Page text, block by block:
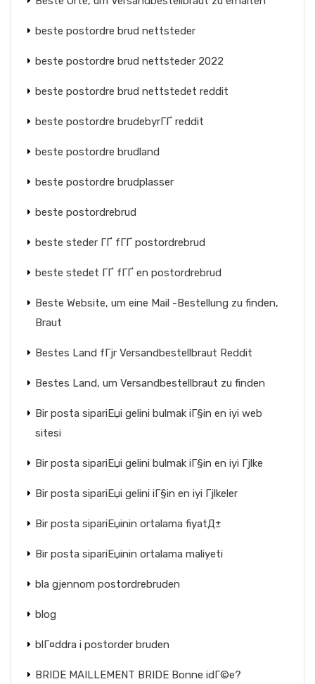
beste postordre brud nettsteder
beste postordre brud nettsteder 2022
beste postordre brud nettstedet reddit
beste postordre brudebyrГҐ reddit
beste postordre brudland
beste postordre brudplasser
beste postordrebrud
beste steder ГҐ fГҐ postordrebrud
beste stedet ГҐ fГҐ en postordrebrud
Beste Website, um eine Mail -Bestellung zu finden,
Braut
Bestes Land fГјr Versandbestellbraut Reddit
Bestes Land, um Versandbestellbraut zu finden
Bir posta sipariЕџi gelini bulmak iГ§in en iyi web
sitesi
Bir posta sipariЕџi gelini bulmak iГ§in en iyi Гјlke
Bir posta sipariЕџi gelini iГ§in en iyi Гјlkeler
Bir posta sipariЕџinin ortalama fiyatД±
Bir posta sipariЕџinin ortalama maliyeti
bla gjennom postordrebruden
blog
blГ¤ddra i postorder bruden
BRIDE MAILLEMENT BRIDE Bonne idГ©e?